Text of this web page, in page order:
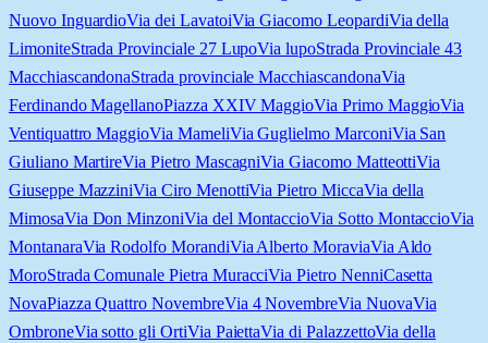
Nuovo InguardioVia dei LavatoiVia Giacomo LeopardiVia della
LimoniteStrada Provinciale 27 LupoVia lupoStrada Provinciale 43
MacchiascandonaStrada provinciale MacchiascandonaVia
Ferdinando MagellanoPiazza XXIV MaggioVia Primo MaggioVia
Ventiquattro MaggioVia MameliVia Guglielmo MarconiVia San
Giuliano MartireVia Pietro MascagniVia Giacomo MatteottiVia
Giuseppe MazziniVia Ciro MenottiVia Pietro MiccaVia della
MimosaVia Don MinzoniVia del MontaccioVia Sotto MontaccioVia
MontanaraVia Rodolfo MorandiVia Alberto MoraviaVia Aldo
MoroStrada Comunale Pietra MuracciVia Pietro NenniCasetta
NovaPiazza Quattro NovembreVia 4 NovembreVia NuovaVia
OmbroneVia sotto gli OrtiVia PaiettaVia di PalazzettoVia della